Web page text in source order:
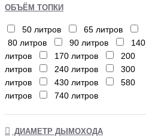
ОБЪЁМ ТОПКИ
50 литров
65 литров
80 литров
90 литров
140
литров
170 литров
200
литров
240 литров
300
литров
430 литров
580
литров
740 литров
ДИАМЕТР ДЫМОХОДА